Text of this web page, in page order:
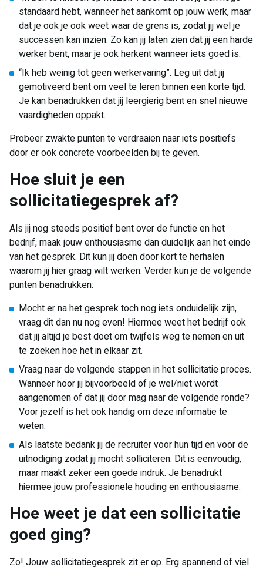
standaard hebt, wanneer het aankomt op jouw werk, maar
dat je ook je ook weet waar de grens is, zodat jij wel je
successen kan inzien. Zo kan jij laten zien dat jij een harde
werker bent, maar je ook herkent wanneer iets goed is.
“Ik heb weinig tot geen werkervaring”. Leg uit dat jij
gemotiveerd bent om veel te leren binnen een korte tijd.
Je kan benadrukken dat jij leergierig bent en snel nieuwe
vaardigheden oppakt.
Probeer zwakte punten te verdraaien naar iets positiefs
door er ook concrete voorbeelden bij te geven.
Hoe sluit je een
sollicitatiegesprek af?
Als jij nog steeds positief bent over de functie en het
bedrijf, maak jouw enthousiasme dan duidelijk aan het einde
van het gesprek. Dit kun jij doen door kort te herhalen
waarom jij hier graag wilt werken. Verder kun je de volgende
punten benadrukken:
Mocht er na het gesprek toch nog iets onduidelijk zijn,
vraag dit dan nu nog even! Hiermee weet het bedrijf ook
dat jij altijd je best doet om twijfels weg te nemen en uit
te zoeken hoe het in elkaar zit.
Vraag naar de volgende stappen in het sollicitatie proces.
Wanneer hoor jij bijvoorbeeld of je wel/niet wordt
aangenomen of dat jij door mag naar de volgende ronde?
Voor jezelf is het ook handig om deze informatie te
weten.
Als laatste bedank jij de recruiter voor hun tijd en voor de
uitnodiging zodat jij mocht solliciteren. Dit is eenvoudig,
maar maakt zeker een goede indruk. Je benadrukt
hiermee jouw professionele houding en enthousiasme.
Hoe weet je dat een sollicitatie
goed ging?
Zo! Jouw sollicitatiegesprek zit er op. Erg spannend of viel